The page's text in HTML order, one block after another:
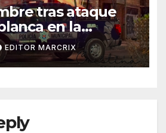
tras ataque
en la
89 de Cancún
EDITOR MARCRIX